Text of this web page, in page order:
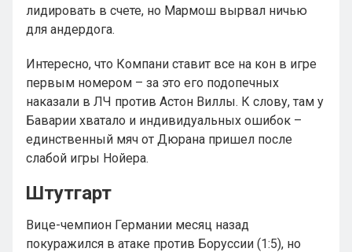
лидировать в счете, но Мармош вырвал ничью
для андердога.
Интересно, что Компани ставит все на кон в игре
первым номером – за это его подопечных
наказали в ЛЧ против Астон Виллы. К слову, там у
Баварии хватало и индивидуальных ошибок –
единственный мяч от Дюрана пришел после
слабой игры Нойера.
Штутгарт
Вице-чемпион Германии месяц назад
покуражился в атаке против Боруссии (1:5), но